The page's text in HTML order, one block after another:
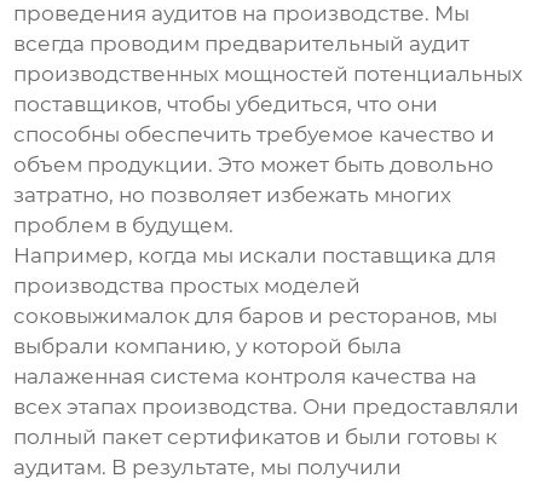
проведения аудитов на производстве. Мы
всегда проводим предварительный аудит
производственных мощностей потенциальных
поставщиков, чтобы убедиться, что они
способны обеспечить требуемое качество и
объем продукции. Это может быть довольно
затратно, но позволяет избежать многих
проблем в будущем.
Например, когда мы искали поставщика для
производства простых моделей
соковыжималок для баров и ресторанов, мы
выбрали компанию, у которой была
налаженная система контроля качества на
всех этапах производства. Они предоставляли
полный пакет сертификатов и были готовы к
аудитам. В результате, мы получили